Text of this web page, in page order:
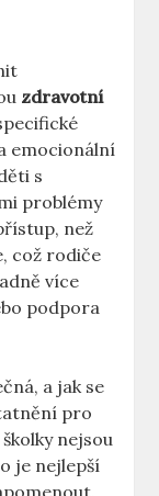
zdravotní
emocionální
s
problémy
než
což rodiče
více
podpora
a jak se
pro
nejsou
je nejlepší